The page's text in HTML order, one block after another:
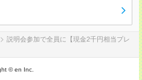
説明会参加で全員に【現金2千円相当プレ
© en Inc.